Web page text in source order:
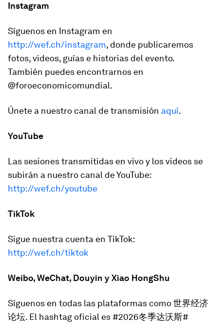
Instagram
Síguenos en Instagram en
http://wef.ch/instagram, donde publicaremos
fotos, videos, guías e historias del evento.
También puedes encontrarnos en
@foroeconomicomundial.
Únete a nuestro canal de transmisión aquí.
YouTube
Las sesiones transmitidas en vivo y los videos se
subirán a nuestro canal de YouTube:
http://wef.ch/youtube
TikTok
Sigue nuestra cuenta en TikTok:
http://wef.ch/tiktok
Weibo, WeChat, Douyin y Xiao HongShu
Síguenos en todas las plataformas como 世界经济
论坛. El hashtag oficial es #2026冬季达沃斯#